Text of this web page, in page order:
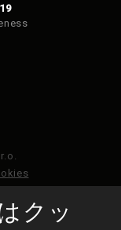
よって保護さ
クッ